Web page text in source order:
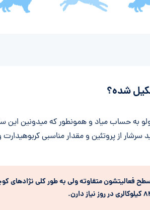
شده؟
به حساب میاد و همونطور که میدونین این
از پروتئین و مقدار مناسبی کربوهیدارت
.